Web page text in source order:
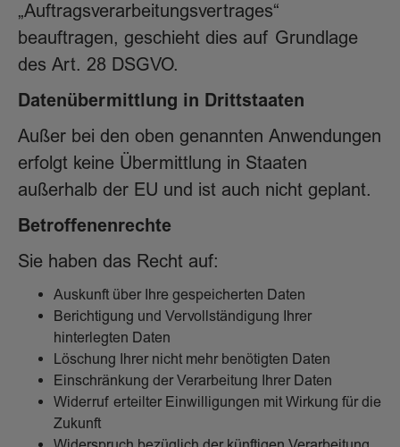
„Auftragsverarbeitungsvertrages“
beauftragen, geschieht dies auf Grundlage
des Art. 28 DSGVO.
Datenübermittlung in Drittstaaten
Außer bei den oben genannten Anwendungen
erfolgt keine Übermittlung in Staaten
außerhalb der EU und ist auch nicht geplant.
Betroffenenrechte
Sie haben das Recht auf:
Auskunft über Ihre gespeicherten Daten
Berichtigung und Vervollständigung Ihrer
hinterlegten Daten
Löschung Ihrer nicht mehr benötigten Daten
Einschränkung der Verarbeitung Ihrer Daten
Widerruf erteilter Einwilligungen mit Wirkung für die
Zukunft